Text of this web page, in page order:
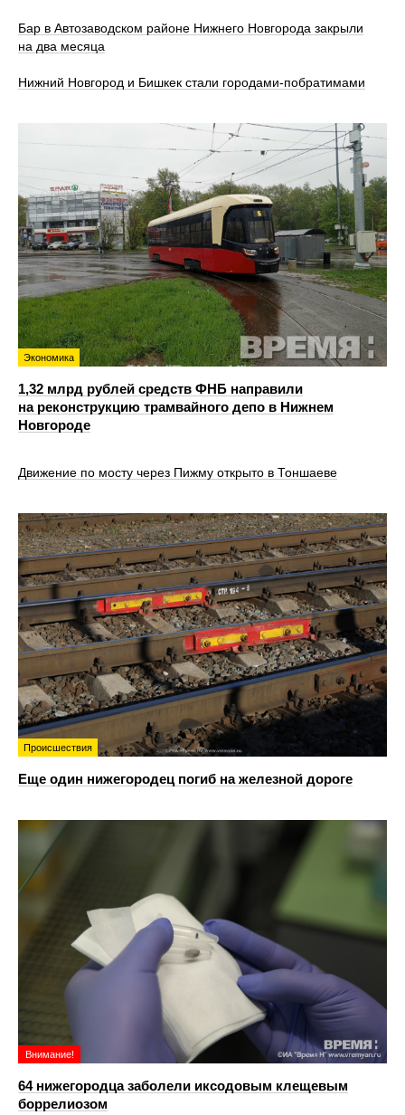
Бар в Автозаводском районе Нижнего Новгорода закрыли
на два месяца
Нижний Новгород и Бишкек стали городами-побратимами
Экономика
1,32 млрд рублей средств ФНБ направили
на реконструкцию трамвайного депо в Нижнем
Новгороде
Движение по мосту через Пижму открыто в Тоншаеве
Происшествия
Еще один нижегородец погиб на железной дороге
Внимание!
64 нижегородца заболели иксодовым клещевым
боррелиозом